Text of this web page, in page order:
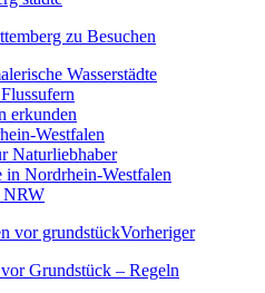
zu Besuchen
Wasserstädte
erkunden
Westfalen
Naturliebhaber
in Nordrhein-Westfalen
NRW
Vorheriger
Grundstück – Regeln